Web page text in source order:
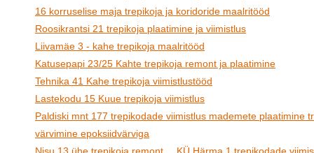
16 korruselise maja trepikoja ja koridoride maalritööd
Roosikrantsi 21 trepikoja plaatimine ja viimistlus
Liivamäe 3 - kahe trepikoja maalritööd
Katusepapi 23/25 Kahte trepikoja remont ja plaatimine
Tehnika 41 Kahe trepikoja viimistlustööd
Lastekodu 15 Kuue trepikoja viimistlus
Paldiski mnt 177 trepikodade viimistlus mademete plaatimine
värvimine epoksiidvärviga